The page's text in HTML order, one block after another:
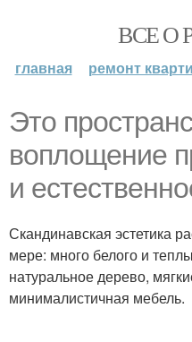
ВСЕ О
главная ремонт
Это
воплощение
и
Скандинавская эстетика
мере: много белого и
натуральное дерево,
минималистичная мебель.